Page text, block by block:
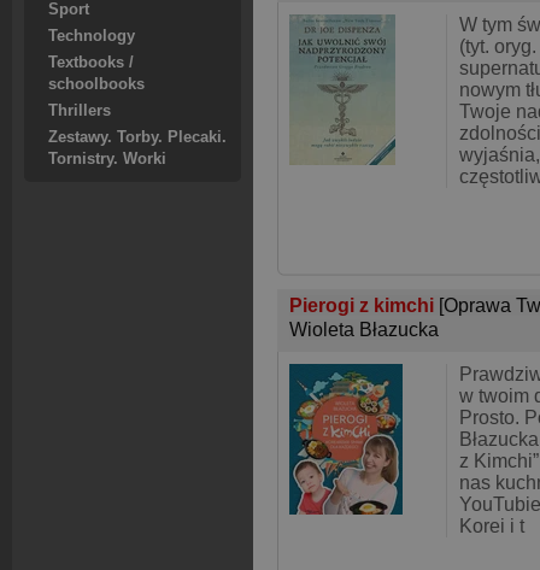
Sport
Technology
Textbooks /
schoolbooks
Thrillers
Zestawy. Torby. Plecaki.
Tornistry. Worki
W tym
(tyt.
nowym
Twoje
Pierogi z kimchi [Oprawa
Wioleta Błazucka
w twoim
Prosto.
z
nas
Korei i t